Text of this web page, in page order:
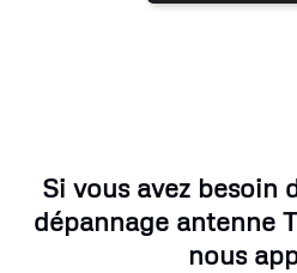
Si vous avez
dépannage antenne
nous